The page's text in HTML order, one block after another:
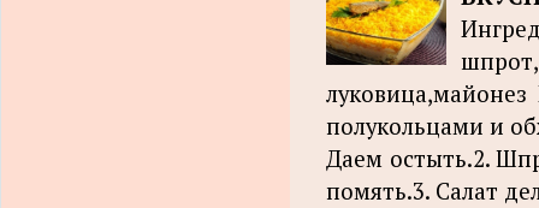
полукольцами и
Даем остыть.2.
помять.3. Салат